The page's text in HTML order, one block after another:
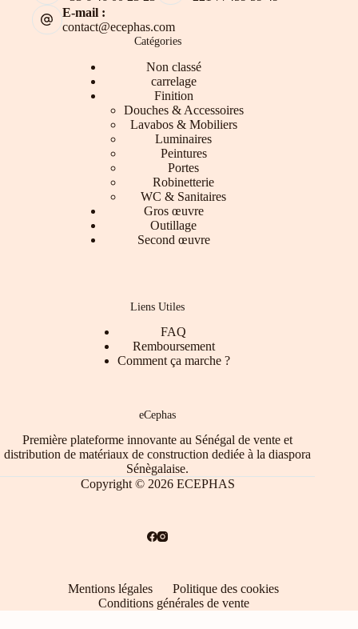
E-mail :
contact@ecephas.com
Catégories
Non classé
carrelage
Finition
Douches & Accessoires
Lavabos & Mobiliers
Luminaires
Peintures
Portes
Robinetterie
WC & Sanitaires
Gros œuvre
Outillage
Second œuvre
Liens Utiles
FAQ
Remboursement
Comment ça marche ?
eCephas
Première plateforme innovante au Sénégal de vente et
distribution de matériaux de construction dediée à la diaspora
Sénègalaise.
Copyright © 2026 ECEPHAS
Mentions légales
Politique des cookies
Conditions générales de vente